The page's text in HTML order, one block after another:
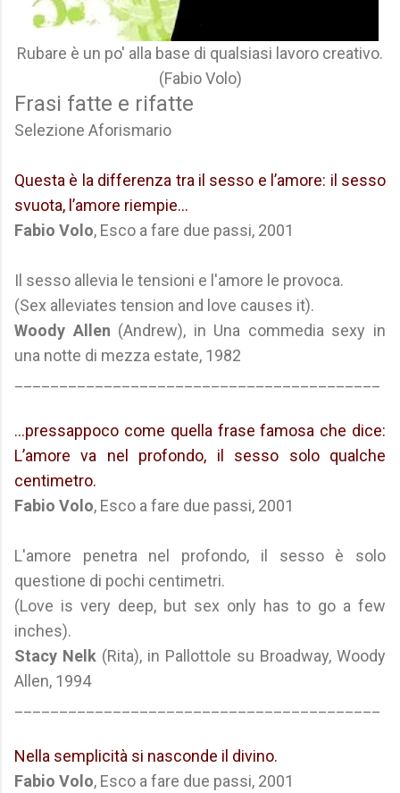
Rubare è un po' alla base di qualsiasi lavoro creativo.
(Fabio Volo)
Frasi fatte e rifatte
Selezione Aforismario
Questa è la differenza tra il sesso e l’amore: il sesso
svuota, l’amore riempie...
Fabio Volo, Esco a fare due passi, 2001
Il sesso allevia le tensioni e l'amore le provoca.
(Sex alleviates tension and love causes it).
Woody Allen (Andrew), in Una commedia sexy in
una notte di mezza estate, 1982
...pressappoco come quella frase famosa che dice:
L’amore va nel profondo, il sesso solo qualche
centimetro.
Fabio Volo, Esco a fare due passi, 2001
L'amore penetra nel profondo, il sesso è solo
questione di pochi centimetri.
(Love is very deep, but sex only has to go a few
inches).
Stacy Nelk (Rita), in Pallottole su Broadway, Woody
Allen, 1994
Nella semplicità si nasconde il divino.
Fabio Volo, Esco a fare due passi, 2001